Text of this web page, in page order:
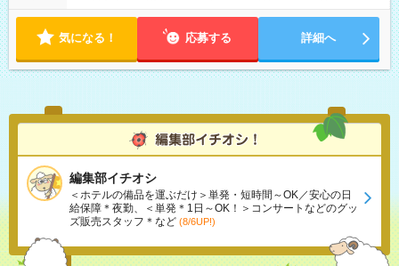
気になる！ 応募する 詳細へ
編集部イチオシ
＜ホテルの備品を運ぶだけ＞単発・短時間～OK／安心の日
給保障＊夜勤、＜単発＊1日～OK！＞コンサートなどのグッ
ズ販売スタッフ＊など (8/6UP!)